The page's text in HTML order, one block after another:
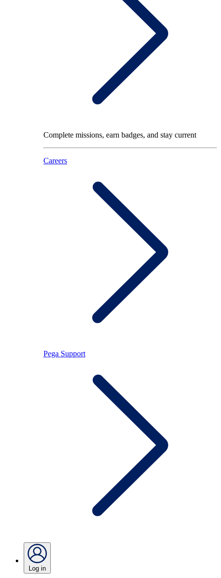
Complete missions, earn badges, and stay current
Careers
Pega Support
Log in